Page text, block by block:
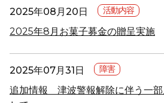
2025年08月20日 活動内容
2025年8月お菓子募金の贈呈実施
2025年07月31日 障害
追加情報 津波警報解除に伴う一部